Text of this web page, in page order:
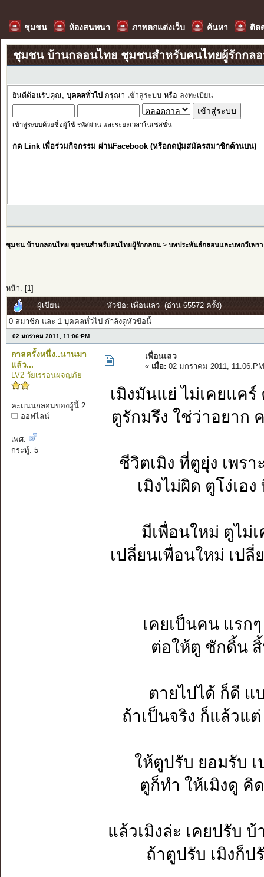
ชุมชน ห้องสนทนา ภาพตกแต่งเว็บ ค้นหา ติด
ชุมชน บ้านกลอนไทย ชุมชนสำหรับคนไทยผู้รักกล
ยินดีต้อนรับคุณ, บุคคลทั่วไป กรุณา เข้าสู่ระบบ หรือ ลงทะเบียน
เข้าสู่ระบบด้วยชื่อผู้ใช้ รหัสผ่าน และระยะเวลาในเซสชั่น
กด Link เพื่อร่วมกิจกรรม ผ่านFacebook (หรือกดปุ่มสมัครสมาชิกด้านบน)
ชุมชน บ้านกลอนไทย ชุมชนสำหรับคนไทยผู้รักกลอน> บทประพันธ์กลอนและบทกวีเพรา
หน้า: [ 1]
ผู้เขียน
หัวข้อ: เพื่อนเลว (อ่าน 65572 ครั้ง)
0 สมาชิก และ 1 บุคคลทั่วไป กำลังดูหัวข้อนี้
02 มกราคม 2011, 11:06:PM
กาลครั้งหนึ่ง..นานมา
แล้ว...
LV2 วัยเร่ร่อนผจญภัย
คะแนนกลอนของผู้นี้ 2
ออฟไลน์
เพศ:
กระทู้: 5
เพื่อนเลว
« เมื่อ: 02 มกราคม 2011,
เมิงมันแย่ ไม่เคยแค
ตูรักมรึง ใช่ว่าอยาก
ชีวิตเมิง ที่ตูยุ่ง เพร
เมิงไม่ผิด ตูโง่เอ
มีเพื่อนใหม่ ตูไม่
เปลี่ยนเพื่อนใหม่ เป
เคยเป็นคน แรก
ต่อให้ตู ชักดิ้น
ตายไปได้ ก็ดี แ
ถ้าเป็นจริง ก็แล้วแต่
ให้ตูปรับ ยอมรับ
ตูก็ทำ ให้เมิงดู คิ
แล้วเมิงล่ะ เคยปรับ บ้
ถ้าตูปรับ เมิงก็ป